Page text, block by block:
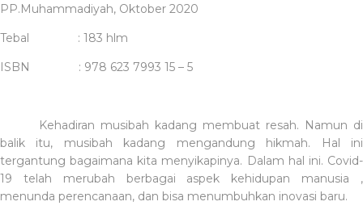
PP.Muhammadiyah, Oktober 2020
Tebal
: 183 hlm
ISBN
: 978 623 7993 15 – 5
Kehadiran musibah kadang membuat resah. Namun di
balik itu, musibah kadang mengandung hikmah. Hal ini
tergantung bagaimana kita menyikapinya. Dalam hal ini. Covid-
19 telah merubah berbagai aspek kehidupan manusia ,
menunda perencanaan, dan bisa menumbuhkan inovasi baru.